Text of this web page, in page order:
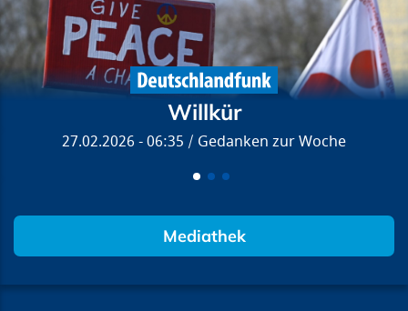
Willkür
27.02.2026 - 06:35 Gedanken zur Woche
Mediathek